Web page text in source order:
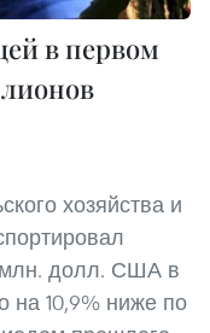
в первом
хозяйства и
долл. США в
на 10,9% ниже по